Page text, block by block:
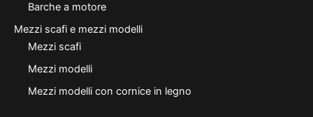
Barche a motore
Mezzi scafi e mezzi modelli
Mezzi scafi
Mezzi modelli
Mezzi modelli con cornice in legno